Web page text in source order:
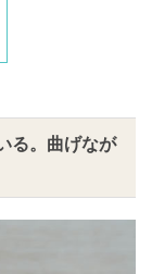
る。曲げなが